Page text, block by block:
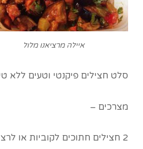
איילה מרציאנו מלול
סלט חצילים פיקנטי וטעים ללא
מצרכים –
2 חצילים חתוכים לקוביות או לרצועות